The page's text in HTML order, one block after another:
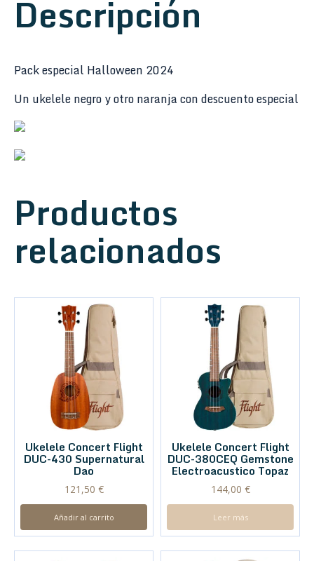
Descripción
Pack especial Halloween 2024
Un ukelele negro y otro naranja con descuento especial
Productos
relacionados
Ukelele Concert Flight
DUC-430 Supernatural
Dao
121,50 €
Añadir al carrito
Ukelele Concert Flight
DUC-380CEQ Gemstone
Electroacustico Topaz
144,00 €
Leer más